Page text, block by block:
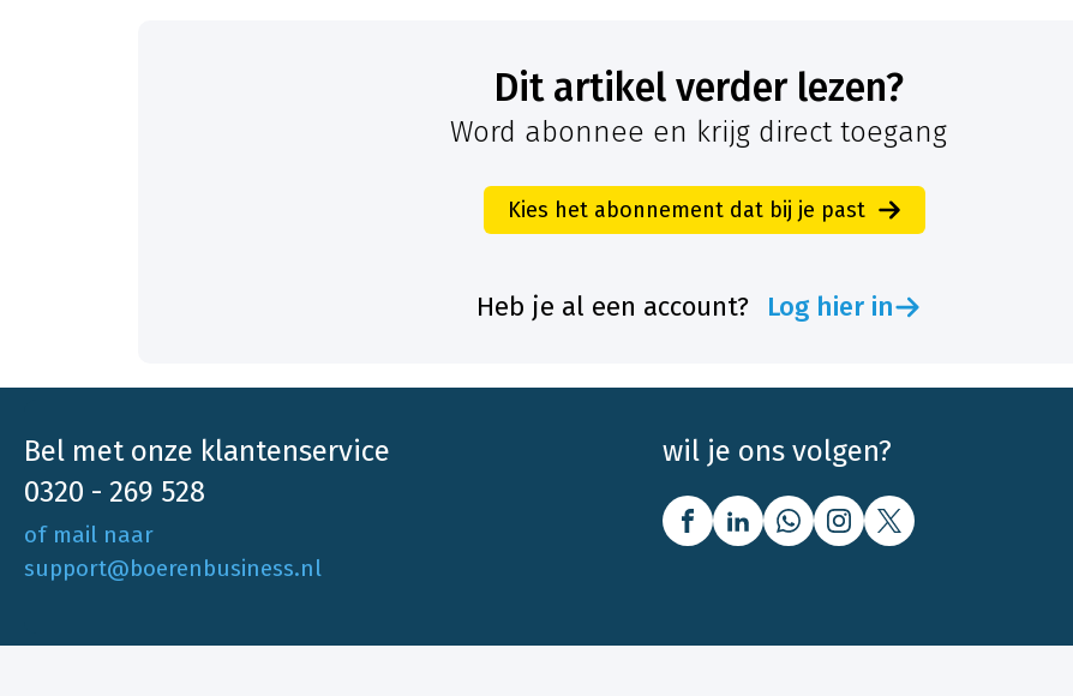
Dit artikel verder lezen?
Word abonnee en krijg direct toegang
Kies het abonnement dat bij je past
Heb je al een account? Log hier in
Bel met onze klantenservice
0320 - 269 528
of mail naar
support@boerenbusiness.nl
wil je ons volgen?